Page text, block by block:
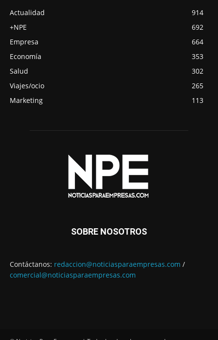
Actualidad
914
+NPE
692
Empresa
664
Economía
353
Salud
302
Viajes/ocio
265
Marketing
113
SOBRE NOSOTROS
Contáctanos: redaccion@noticiasparaempresas.com /
comercial@noticiasparaempresas.com